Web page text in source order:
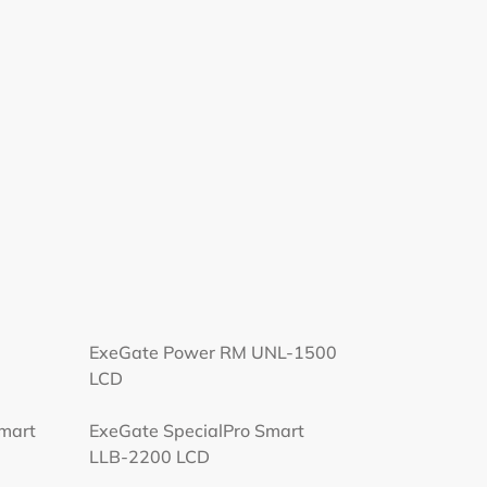
ExeGate Power RM UNL-1500
LCD
ExeGate SpecialPro Smart
LLB-2200 LCD